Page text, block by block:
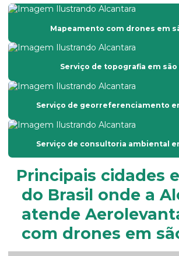
Empresa que faz laudo de avaliação de imóveis
Empresa de topografia em são paulo
Empresa de topografia em sp
Empresas de georreferenciamento de imóveis
Georreferenciamento por drone
Georreferenciamento de imóveis
Georreferenciamento de imóveis rurais com
Georreferenciamento de propriedades rurais
Mapeamento com drones em
Serviço de topografia em são
Serviço de georreferenciamento
Serviço de consultoria ambiental
Principais cidades
do Brasil onde a
atende
com drones em